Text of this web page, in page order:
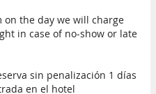
the day we will charge
in case of no-show or late
sin penalización 1 días
en el hotel